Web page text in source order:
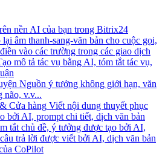
nền AI của bạn trong Bitrix24
lại âm thanh-sang-văn bản cho cuộc gọi,
vào các trường trong các giao dịch
mô tả tác vụ bằng AI, tóm tắt tác vụ,
Nguồn ý tưởng không giới hạn, văn
não, v.v...
Cửa hàng Viết nội dung thuyết phục
bởi AI, prompt chi tiết, dịch văn bản
tắt chủ đề, ý tưởng được tạo bởi AI,
trả lời được viết bởi AI, dịch văn bản
CoPilot